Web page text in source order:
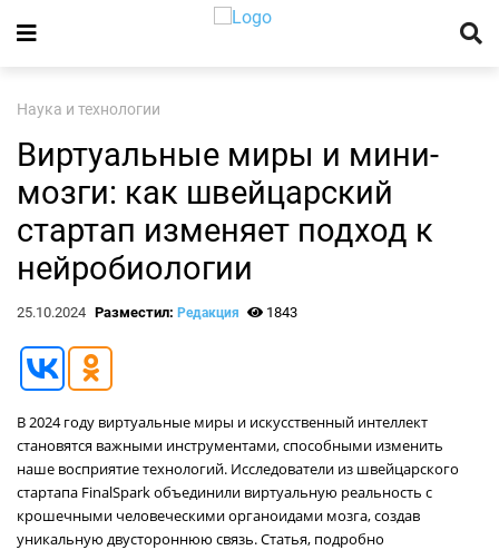
Наука и технологии
Виртуальные миры и мини-
мозги: как швейцарский
стартап изменяет подход к
нейробиологии
25.10.2024 Разместил: Редакция 1843
В 2024 году виртуальные миры и искусственный интеллект
становятся важными инструментами, способными изменить
наше восприятие технологий. Исследователи из швейцарского
стартапа FinalSpark объединили виртуальную реальность с
крошечными человеческими органоидами мозга, создав
уникальную двустороннюю связь. Статья, подробно